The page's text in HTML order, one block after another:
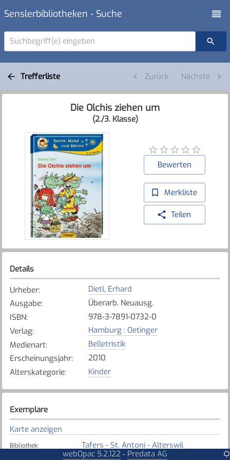
Senslerbibliotheken - Suche
Suchbegriff(e) eingeben
Trefferliste Zurück Nächste
Die Olchis ziehen um
(2./3. Klasse)
Bewerten
Merkliste
Teilen
Details
Urheber:
Dietl, Erhard
Ausgabe:
Überarb. Neuausg.
ISBN:
978-3-7891-0732-0
Verlag:
Hamburg : Oetinger
Medienart:
Belletristik
Erscheinungsjahr:
2010
Alterskategorie: Kinder
Exemplare
Karte anzeigen
Bibliothek: Tafers - St. Antoni - Alterswil
Nicht verfügbar
webOpac 5.2.122 - Predata AG